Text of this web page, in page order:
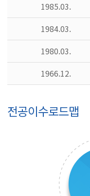
1985.03.
1984.03.
1980.03.
1966.12.
전공이수로드맵